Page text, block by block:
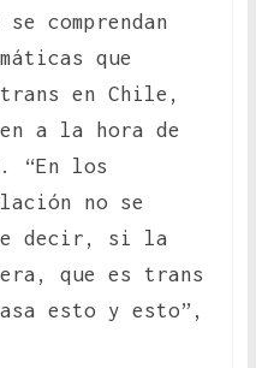
comprendan
que
en Chile,
a la hora de
“En los
no se
decir, si la
que es trans
esto y esto”,